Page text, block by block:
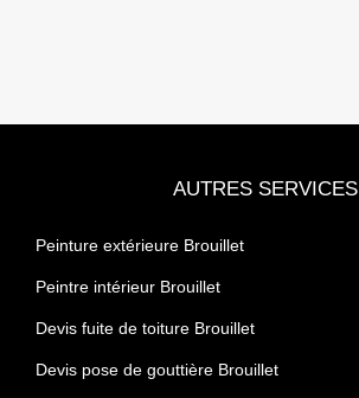
AUTRES SERVICES
Peinture extérieure Brouillet
Peintre intérieur Brouillet
Devis fuite de toiture Brouillet
Devis pose de gouttière Brouillet